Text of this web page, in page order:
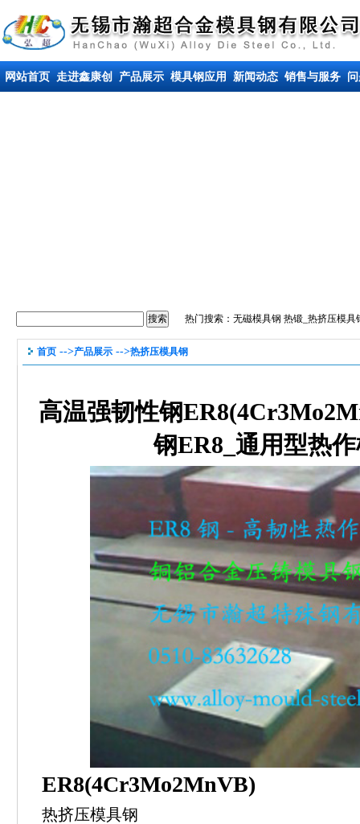
网站首页 走进鑫康创 产品展示 模具钢应用 新闻动态 销售与服务
热门搜索： 无磁模具钢 热锻_热挤压模具
首页 -->产品展示 -->热挤压模具钢
高温强韧性钢
钢ER8_通用型热
ER8(4Cr3Mo2MnVB)
热挤压模具钢